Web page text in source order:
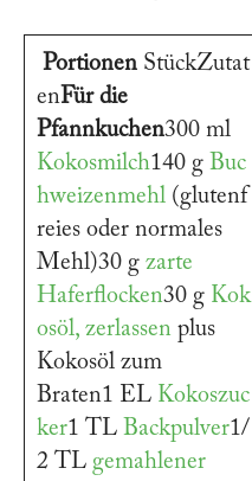
Portionen StückZutat
enFür die
Pfannkuchen300 ml
Kokosmilch140 g Buc
hweizenmehl (glutenf
reies oder normales
Mehl)30 g zarte
Haferflocken30 g Kok
osöl, zerlassen plus
Kokosöl zum
Braten1 EL Kokoszuc
ker1 TL Backpulver1/
2 TL gemahlener